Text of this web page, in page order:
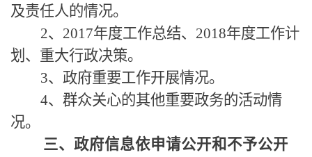
及责任人的情况。
2、2017年度工作总结、2018年度工作计
划、重大行政决策。
3、政府重要工作开展情况。
4、群众关心的其他重要政务的活动情
况。
三、政府信息依申请公开和不予公开